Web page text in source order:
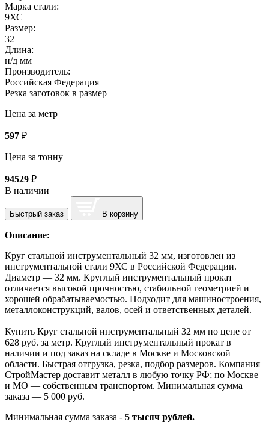
Марка стали:
9ХС
Размер:
32
Длина:
н/д мм
Производитель:
Российская Федерация
Резка заготовок в размер
Цена за метр
597 ₽
Цена за тонну
94529 ₽
В наличии
Быстрый заказ В корзину
Описание:
Круг стальной инструментальный 32 мм, изготовлен из
инструментальной стали 9ХС в Российской Федерации.
Диаметр — 32 мм. Круглый инструментальный прокат
отличается высокой прочностью, стабильной геометрией и
хорошей обрабатываемостью. Подходит для машиностроения,
металлоконструкций, валов, осей и ответственных деталей.
Купить Круг стальной инструментальный 32 мм по цене от
628 руб. за метр. Круглый инструментальный прокат в
наличии и под заказ на складе в Москве и Московской
области. Быстрая отгрузка, резка, подбор размеров. Компания
СтройМастер доставит металл в любую точку РФ; по Москве
и МО — собственным транспортом. Минимальная сумма
заказа — 5 000 руб.
Минимальная сумма заказа - 5 тысяч рублей.